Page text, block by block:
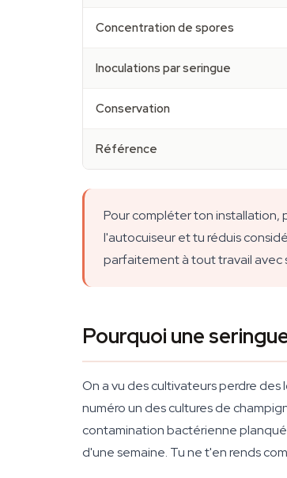
Concentration de spores
Inoculations par seringue
Conservation
Référence
Pour compléter ton installation,
l'autocuiseur et tu réduis
parfaitement à tout travail avec
Pourquoi une
On a vu des cultivateurs perdre
numéro un des cultures de
contamination bactérienne
d'une semaine. Tu ne t'en rends